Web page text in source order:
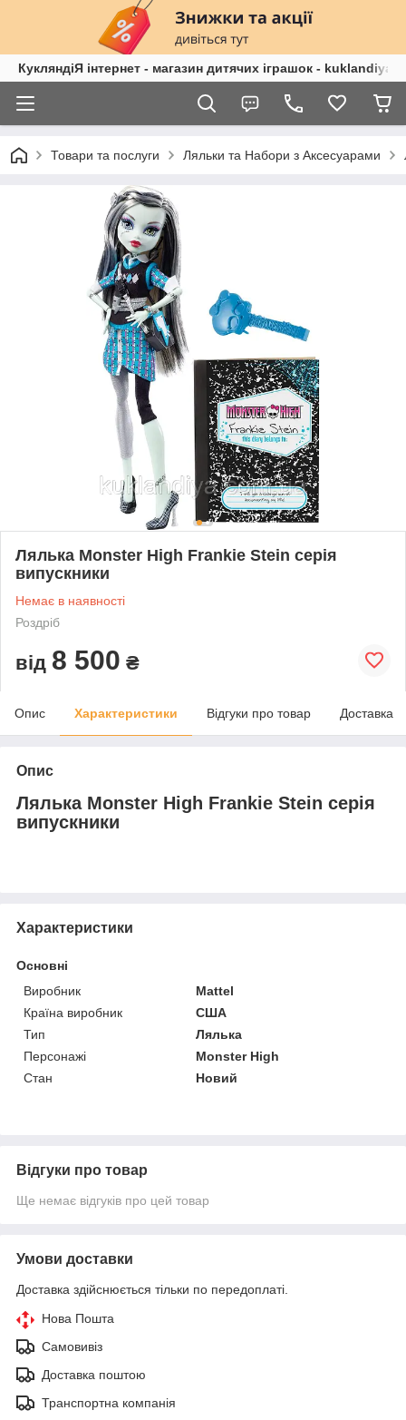
КукляндіЯ інтернет - магазин дитячих іграшок -
Товари та послуги Ляльки та Набори з Аксесуарами
Лялька Monster High Frankie Stein серія
випускники
Немає в наявності
Роздріб
від 8 500 ₴
Опис Характеристики Відгуки про товар Доставка
Опис
Лялька Monster High Frankie Stein серія
випускники
Характеристики
Основні
Виробник
Mattel
Країна виробник
США
Тип
Лялька
Персонажі
Monster High
Стан
Новий
Відгуки про товар
Ще немає відгуків про цей товар
Умови доставки
Доставка здійснюється тільки по передоплаті.
Нова Пошта
Самовивіз
Доставка поштою
Транспортна компанія